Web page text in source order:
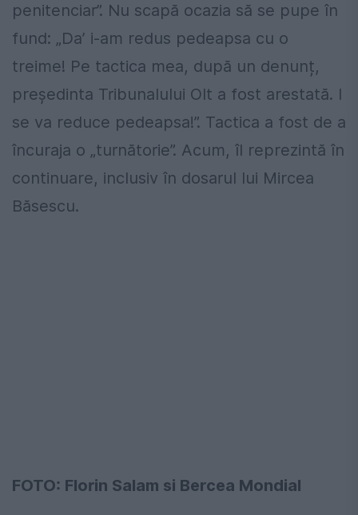
penitenciar”. Nu scapă ocazia să se pupe în
fund: „Da’ i-am redus pedeapsa cu o
treime! Pe tactica mea, după un denunț,
președinta Tribunalului Olt a fost arestată. I
se va reduce pedeapsa!”. Tactica a fost de a
încuraja o „turnătorie”. Acum, îl reprezintă în
continuare, inclusiv în dosarul lui Mircea
Băsescu.
FOTO: Florin Salam si Bercea Mondial